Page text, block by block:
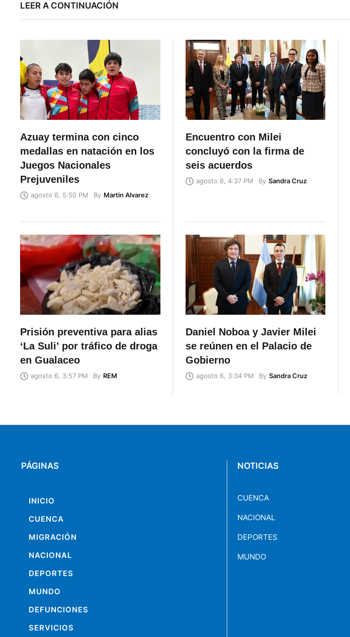
LEER A CONTINUACIÓN
Azuay termina con cinco
medallas en natación en los
Juegos Nacionales
Prejuveniles
agosto 6, 5:50 PM By Martin Alvarez
Encuentro con Milei
concluyó con la firma de
seis acuerdos
agosto 6, 4:37 PM By Sandra Cruz
Prisión preventiva para alias
‘La Suli’ por tráfico de droga
en Gualaceo
agosto 6, 3:57 PM By REM
Daniel Noboa y Javier Milei
se reúnen en el Palacio de
Gobierno
agosto 6, 3:34 PM By Sandra Cruz
PÁGINAS
INICIO
CUENCA
MIGRACIÓN
NACIONAL
DEPORTES
MUNDO
DEFUNCIONES
SERVICIOS
NOTICIAS
CUENCA
NACIONAL
DEPORTES
MUNDO